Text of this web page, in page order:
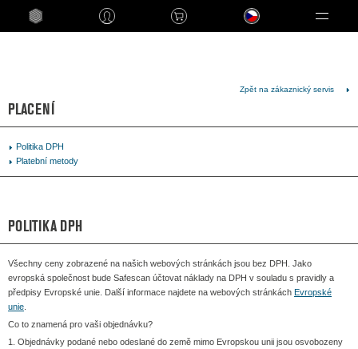
Language
PLACENÍ
Zpět na zákaznický servis
Politika DPH
Platební metody
POLITIKA DPH
Všechny ceny zobrazené na našich webových stránkách jsou bez DPH. Jako
evropská společnost bude Safescan účtovat náklady na DPH v souladu s pravidly a
předpisy Evropské unie. Další informace najdete na webových stránkách Evropské
unie
Co to znamená pro vaši objednávku?
1. Objednávky podané nebo odeslané do země mimo Evropskou unii jsou osvobozeny